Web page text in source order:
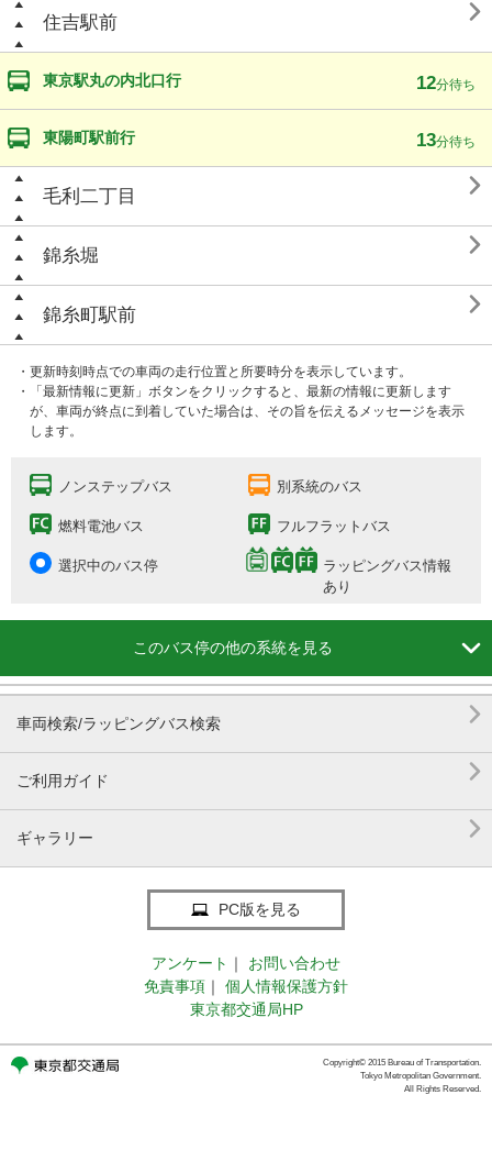
住吉駅前 
東京駅丸の内北口行 12分待ち
東陽町駅前行 13分待ち
毛利二丁目 
錦糸堀 
錦糸町駅前 
・更新時刻時点での車両の走行位置と所要時分を表示しています。
・「最新情報に更新」ボタンをクリックすると、最新の情報に更新します
が、車両が終点に到着していた場合は、その旨を伝えるメッセージを表示
します。
ノンステップバス 別系統のバス
燃料電池バス フルフラットバス
選択中のバス停
ラッピングバス情報
あり
このバス停の他の系統を見る 
車両検索/ラッピングバス検索 
ご利用ガイド 
ギャラリー 
PC版を見る
アンケート ｜
お問い合わせ
免責事項 ｜
個人情報保護方針
東京都交通局HP
Copyright© 2015 Bureau of Transportation.
Tokyo Metropolitan Government.
All Rights Reserved.